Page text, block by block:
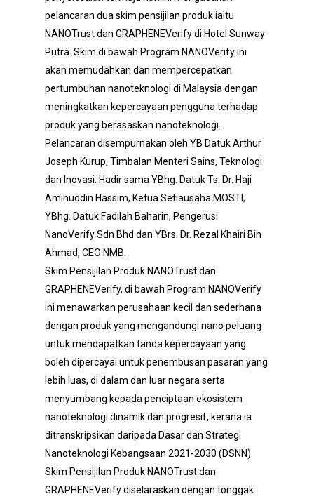
pelancaran dua skim pensijilan produk iaitu
NANOTrust dan GRAPHENEVerify di Hotel Sunway
Putra. Skim di bawah Program NANOVerify ini
akan memudahkan dan mempercepatkan
pertumbuhan nanoteknologi di Malaysia dengan
meningkatkan kepercayaan pengguna terhadap
produk yang berasaskan nanoteknologi.
Pelancaran disempurnakan oleh YB Datuk Arthur
Joseph Kurup, Timbalan Menteri Sains, Teknologi
dan Inovasi. Hadir sama YBhg. Datuk Ts. Dr. Haji
Aminuddin Hassim, Ketua Setiausaha MOSTI,
YBhg. Datuk Fadilah Baharin, Pengerusi
NanoVerify Sdn Bhd dan YBrs. Dr. Rezal Khairi Bin
Ahmad, CEO NMB.
Skim Pensijilan Produk NANOTrust dan
GRAPHENEVerify, di bawah Program NANOVerify
ini menawarkan perusahaan kecil dan sederhana
dengan produk yang mengandungi nano peluang
untuk mendapatkan tanda kepercayaan yang
boleh dipercayai untuk penembusan pasaran yang
lebih luas, di dalam dan luar negara serta
menyumbang kepada penciptaan ekosistem
nanoteknologi dinamik dan progresif, kerana ia
ditranskripsikan daripada Dasar dan Strategi
Nanoteknologi Kebangsaan 2021-2030 (DSNN).
Skim Pensijilan Produk NANOTrust dan
GRAPHENEVerify diselaraskan dengan tonggak